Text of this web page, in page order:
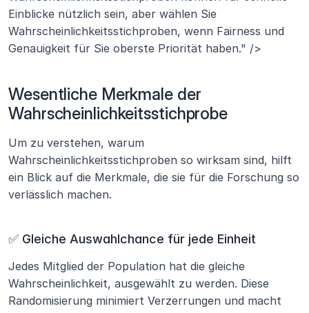
Einblicke nützlich sein, aber wählen Sie
Wahrscheinlichkeitsstichproben, wenn Fairness und
Genauigkeit für Sie oberste Priorität haben." />
Wesentliche Merkmale der
Wahrscheinlichkeitsstichprobe
Um zu verstehen, warum
Wahrscheinlichkeitsstichproben so wirksam sind, hilft
ein Blick auf die Merkmale, die sie für die Forschung so
verlässlich machen.
✅ Gleiche Auswahlchance für jede Einheit
Jedes Mitglied der Population hat die gleiche
Wahrscheinlichkeit, ausgewählt zu werden. Diese
Randomisierung minimiert Verzerrungen und macht